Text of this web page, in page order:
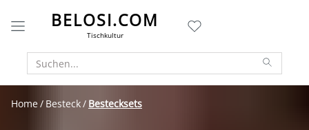
BELOSI.COM
Tischkultur
Home Besteck Bestecksets